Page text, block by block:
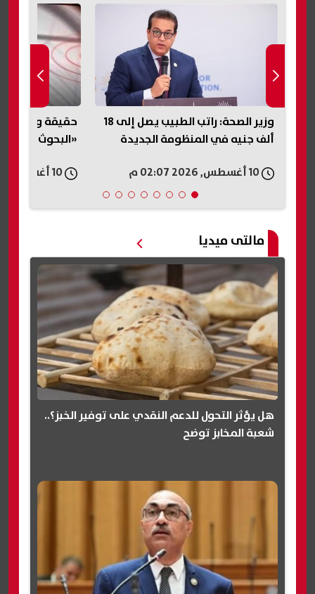
حقيقة وقوع زلزال في مصر اليوم..
«البحوث الفلكية» تحسم الجدل
«التبرعات
بهية تصدر
مالتى ميديا
هل يؤثر التحول للدعم النقدي على توفير الخبز؟..
شعبة المخابز توضح